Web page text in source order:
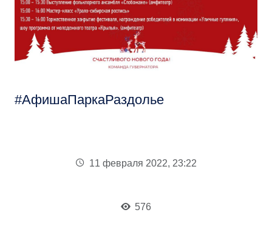
АфишаПаркаРаздолье
11 февраля 2022, 23:22
576